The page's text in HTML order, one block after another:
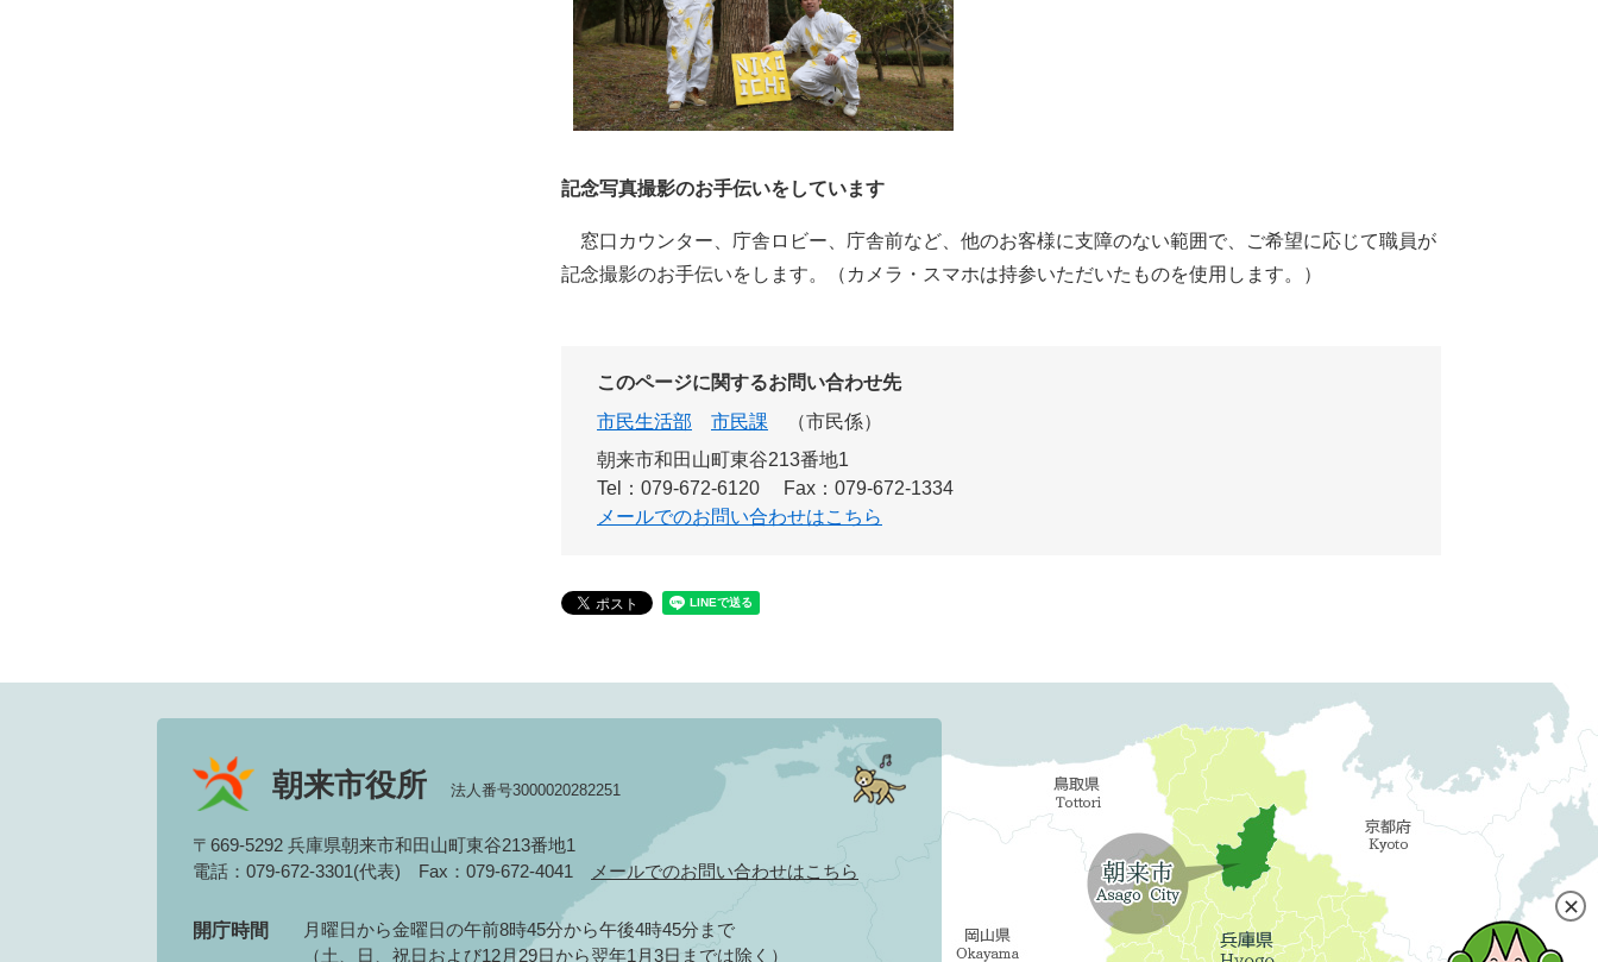
記念写真撮影のお手伝いをしています
窓口カウンター、庁舎ロビー、庁舎前など、他のお客様に支障のない範囲で、ご希望に応じて職員が
記念撮影のお手伝いをします。（カメラ・スマホは持参いただいたものを使用します。）
このページに関するお問い合わせ先
市民生活部
市民課
市民係
朝来市和田山町東谷213番地1
Tel：079-672-6120
Fax：079-672-1334
メールでのお問い合わせはこちら
朝来市役所 法人番号3000020282251
〒669-5292 兵庫県朝来市和田山町東谷213番地1
電話：079-672-3301(代表) Fax：079-672-4041 メールでのお問い合わせはこちら
開庁時間
月曜日から金曜日の午前8時45分から午後4時45分まで
（土、日、祝日および12月29日から翌年1月3日までは除く）